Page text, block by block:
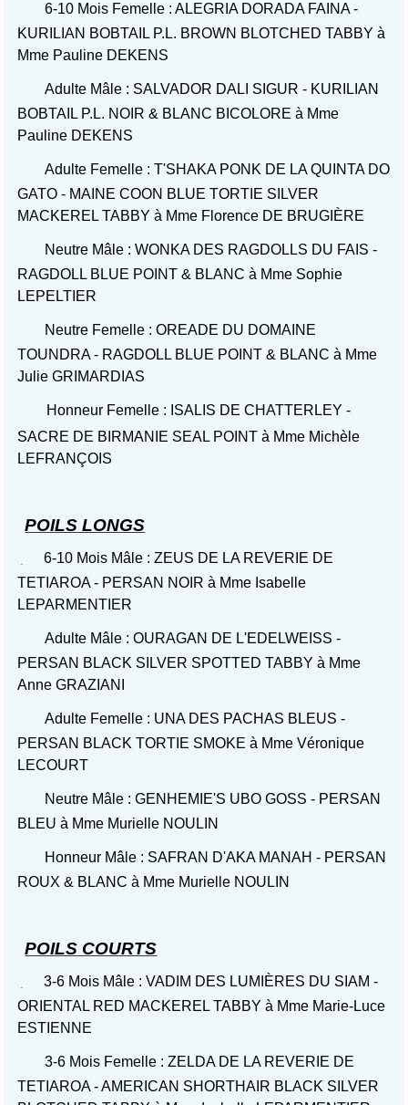
6-10 Mois Femelle : ALEGRIA DORADA FAINA -
KURILIAN BOBTAIL P.L. BROWN BLOTCHED TABBY à
Mme Pauline DEKENS
Adulte Mâle : SALVADOR DALI SIGUR - KURILIAN
BOBTAIL P.L. NOIR & BLANC BICOLORE à Mme
Pauline DEKENS
Adulte Femelle : T'SHAKA PONK DE LA QUINTA DO
GATO - MAINE COON BLUE TORTIE SILVER
MACKEREL TABBY à Mme Florence DE BRUGIÈRE
Neutre Mâle : WONKA DES RAGDOLLS DU FAIS -
RAGDOLL BLUE POINT & BLANC à Mme Sophie
LEPELTIER
Neutre Femelle : OREADE DU DOMAINE
TOUNDRA - RAGDOLL BLUE POINT & BLANC à Mme
Julie GRIMARDIAS
Honneur Femelle : ISALIS DE CHATTERLEY -
SACRE DE BIRMANIE SEAL POINT à Mme Michèle
LEFRANÇOIS
POILS LONGS
6-10 Mois Mâle : ZEUS DE LA REVERIE DE
TETIAROA - PERSAN NOIR à Mme Isabelle
LEPARMENTIER
Adulte Mâle : OURAGAN DE L'EDELWEISS -
PERSAN BLACK SILVER SPOTTED TABBY à Mme
Anne GRAZIANI
Adulte Femelle : UNA DES PACHAS BLEUS -
PERSAN BLACK TORTIE SMOKE à Mme Véronique
LECOURT
Neutre Mâle : GENHEMIE'S UBO GOSS - PERSAN
BLEU à Mme Murielle NOULIN
Honneur Mâle : SAFRAN D'AKA MANAH - PERSAN
ROUX & BLANC à Mme Murielle NOULIN
POILS COURTS
3-6 Mois Mâle : VADIM DES LUMIÈRES DU SIAM -
ORIENTAL RED MACKEREL TABBY à Mme Marie-Luce
ESTIENNE
3-6 Mois Femelle : ZELDA DE LA REVERIE DE
TETIAROA - AMERICAN SHORTHAIR BLACK SILVER